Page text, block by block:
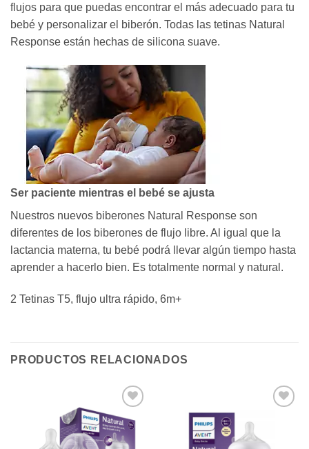
flujos para que puedas encontrar el más adecuado para tu
bebé y personalizar el biberón. Todas las tetinas Natural
Response están hechas de silicona suave.
Ser paciente mientras el bebé se ajusta
Nuestros nuevos biberones Natural Response son
diferentes de los biberones de flujo libre. Al igual que la
lactancia materna, tu bebé podrá llevar algún tiempo hasta
aprender a hacerlo bien. Es totalmente normal y natural.
2 Tetinas T5, flujo ultra rápido, 6m+
PRODUCTOS RELACIONADOS